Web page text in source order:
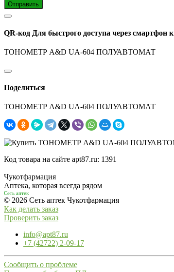
Отправить
QR-код Для быстрого доступа через смартфон
ТОНОМЕТР A&D UA-604 ПОЛУАВТОМАТ
Поделиться
ТОНОМЕТР A&D UA-604 ПОЛУАВТОМАТ
Код товара на сайте apt87.ru: 1391
Чукотфармация
Аптека, которая всегда рядом
Сеть аптек
© 2026 Сеть аптек Чукотфармация
Как делать заказ
Проверить заказ
info@apt87.ru
+7 (42722) 2-09-17
Сообщить о проблеме